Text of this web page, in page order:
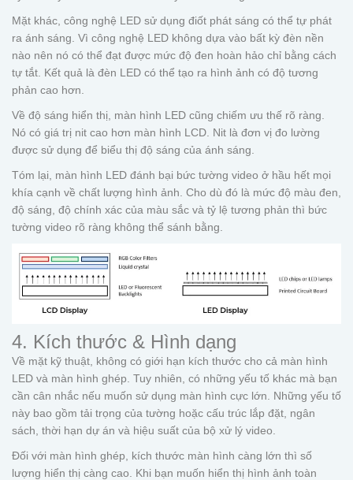
Mặt khác, công nghệ LED sử dụng điốt phát sáng có thể tự phát
ra ánh sáng. Vì công nghệ LED không dựa vào bất kỳ đèn nền
nào nên nó có thể đạt được mức độ đen hoàn hảo chỉ bằng cách
tự tắt. Kết quả là đèn LED có thể tạo ra hình ảnh có độ tương
phản cao hơn.
Về độ sáng hiển thị, màn hình LED cũng chiếm ưu thế rõ ràng.
Nó có giá trị nit cao hơn màn hình LCD. Nit là đơn vị đo lường
được sử dụng để biểu thị độ sáng của ánh sáng.
Tóm lại, màn hình LED đánh bại bức tường video ở hầu hết mọi
khía cạnh về chất lượng hình ảnh. Cho dù đó là mức độ màu đen,
độ sáng, độ chính xác của màu sắc và tỷ lệ tương phản thì bức
tường video rõ ràng không thể sánh bằng.
4. Kích thước & Hình dạng
Về mặt kỹ thuật, không có giới hạn kích thước cho cả màn hình
LED và màn hình ghép. Tuy nhiên, có những yếu tố khác mà bạn
cần cân nhắc nếu muốn sử dụng màn hình cực lớn. Những yếu tố
này bao gồm tải trọng của tường hoặc cấu trúc lắp đặt, ngân
sách, thời hạn dự án và hiệu suất của bộ xử lý video.
Đối với màn hình ghép, kích thước màn hình càng lớn thì số
lượng hiển thị càng cao. Khi bạn muốn hiển thị hình ảnh toàn